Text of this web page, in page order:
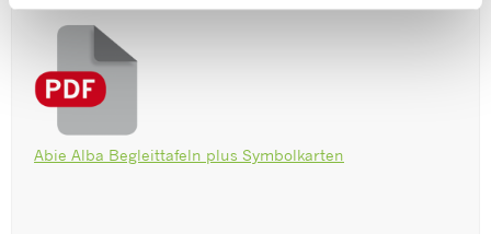
Abie Alba Begleittafeln plus Symbolkarten